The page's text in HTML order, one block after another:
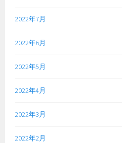
2022年7月
2022年6月
2022年5月
2022年4月
2022年3月
2022年2月